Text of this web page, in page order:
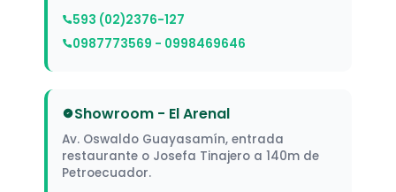
593 (02)2376-127
0987773569 - 0998469646
Showroom - El Arenal
Av. Oswaldo Guayasamín, entrada
restaurante o Josefa Tinajero a 140m de
Petroecuador.